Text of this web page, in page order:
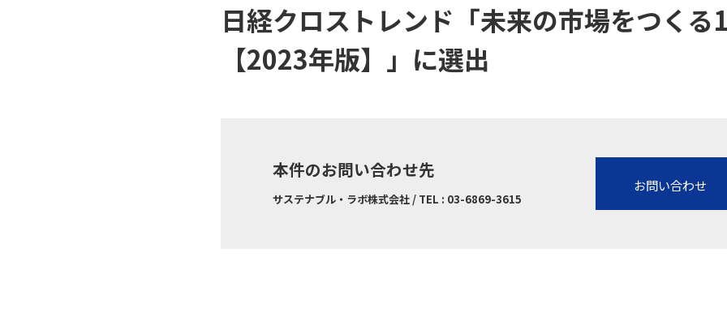
日経クロストレンド「未来の市場をつくる
【2023年版】」に選出
本件のお問い合わせ先
サステナブル・ラボ株式会社 / TEL : 03-6869-3615
お問い合わせ